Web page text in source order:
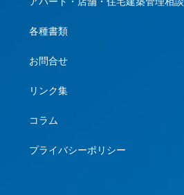
各種書類
お問合せ
リンク集
コラム
プライバシーポリシー